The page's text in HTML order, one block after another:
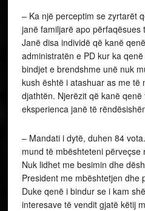
– Ka një perceptim se zyrtarët
janë familjarë apo përfaqësues
Janë disa individë që kanë
administratën e PD kur ka
bindjet e brendshme unë nuk
kush është i atashuar as me të
djathtën. Njerëzit që kanë
eksperienca janë të
– Mandati i dytë, duhen 84
mund të mbështeteni përveçse
Nuk lidhet me besimin dhe
President me mbështetjen dhe
Duke qenë i bindur se i kam
interesave të vendit gjatë këtij